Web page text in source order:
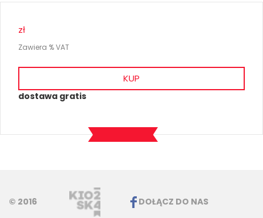
zł
Zawiera % VAT
KUP
dostawa gratis
© 2016 DOŁĄCZ DO NAS